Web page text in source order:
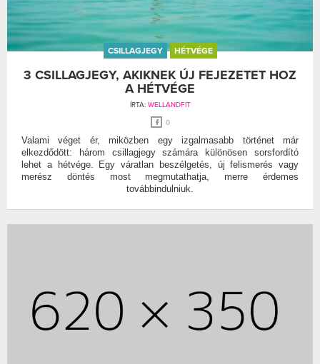
CSILLAGJEGY HÉTVÉGE
3 CSILLAGJEGY, AKIKNEK ÚJ FEJEZETET HOZ
A HÉTVÉGE
ÍRTA: WELLANDFIT
0
Valami véget ér, miközben egy izgalmasabb történet már
elkezdődött: három csillagjegy számára különösen sorsfordító
lehet a hétvége. Egy váratlan beszélgetés, új felismerés vagy
merész döntés most megmutathatja, merre érdemes
továbbindulniuk.